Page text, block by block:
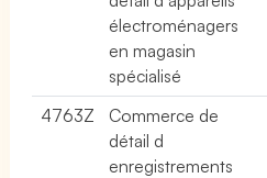
électroménagers
en magasin
spécialisé
4763Z
Commerce de
détail d
enregistrements